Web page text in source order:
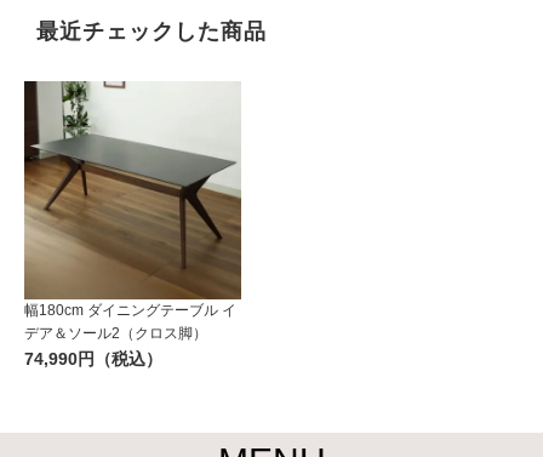
最近チェックした商品
幅180cm ダイニングテーブル イ
デア＆ソール2（クロス脚）
74,990円（税込）